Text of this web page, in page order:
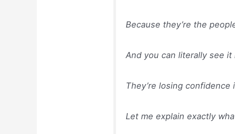
Because they’re the
And you can literally see it
They’re losing confidence
Let me explain exactly